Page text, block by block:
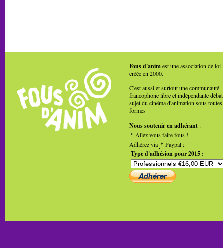
Fous d'animest une association de loi
créée en 2000.
C'est aussi et surtout une communauté
francophone libre et indépendante
sujet du cinéma d'animation sous toutes
formes
Nous soutenir en adhérant :
Allez vous faire fous !
Adhérez via
Paypal :
Type d'adhésion pour 2015 :